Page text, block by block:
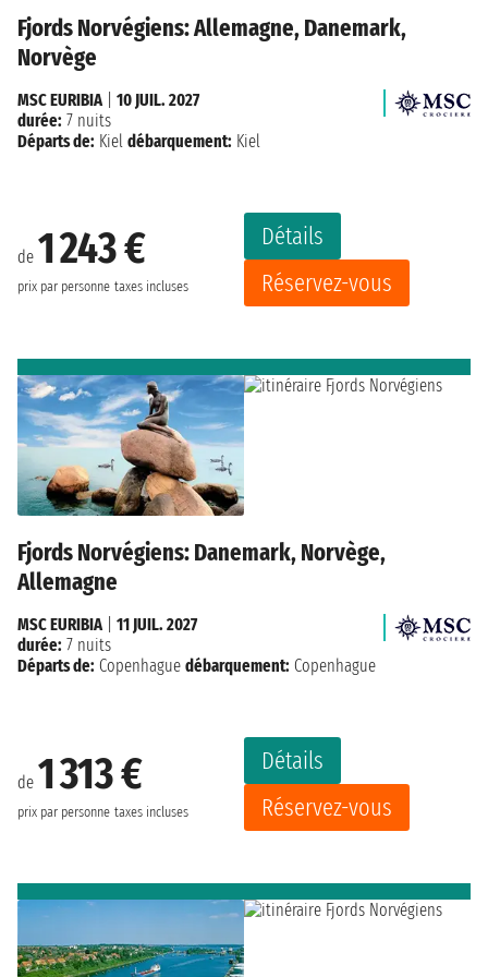
Fjords Norvégiens: Allemagne, Danemark,
Norvège
de 1 243 €
prix par personne taxes incluses
Détails
Réservez-vous
MSC EURIBIA| 10 JUIL. 2027
durée: 7 nuits
Départs de: Kiel débarquement: Kiel
Fjords Norvégiens: Danemark, Norvège,
Allemagne
de 1 313 €
prix par personne taxes incluses
Détails
Réservez-vous
MSC EURIBIA| 11 JUIL. 2027
durée: 7 nuits
Départs de: Copenhague débarquement: Copenhague